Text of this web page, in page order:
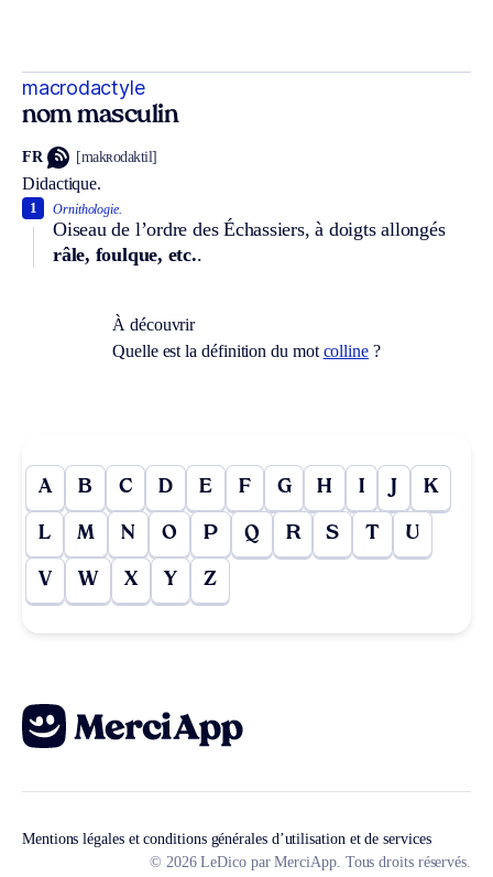
macrodactyle
nom masculin
FR [makʀodaktil]
Didactique.
Ornithologie.
Oiseau de l’ordre des Échassiers, à doigts allongés
râle, foulque, etc..
1
À découvrir
Quelle est la définition du mot colline ?
A B C D E F G H I J K
L M N O P Q R S T U
V W X Y Z
Mentions légales et conditions générales d’utilisation et de services
© 2026 LeDico par MerciApp. Tous droits réservés.